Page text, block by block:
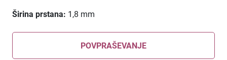
Širina prstana: 1,8 mm
POVPRAŠEVANJE